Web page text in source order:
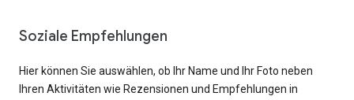
Soziale Empfehlungen
Hier können Sie auswählen, ob Ihr Name und Ihr Foto neben
Ihren Aktivitäten wie Rezensionen und Empfehlungen in